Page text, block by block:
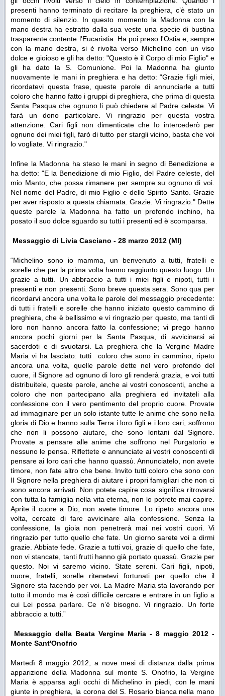
presenti hanno terminato di recitare la preghiera, c’è stato un
momento di silenzio. In questo momento la Madonna con la
mano destra ha estratto dalla sua veste una specie di bustina
trasparente contente l'Eucaristia. Ha poi preso l'Ostia e, sempre
con la mano destra, si è rivolta verso Michelino con un viso
dolce e gioioso e gli ha detto: "Questo è il Corpo di mio Figlio" e
gli ha dato la S. Comunione. Poi la Madonna ha giunto
nuovamente le mani in preghiera e ha detto: “Grazie figli miei,
ricordatevi questa frase, queste parole di annunciarle a tutti
coloro che hanno fatto i gruppi di preghiera, che prima di questa
Santa Pasqua che ognuno li può chiedere al Padre celeste. Vi
farà un dono particolare. Vi ringrazio per questa vostra
attenzione. Cari figli non dimenticate che Io intercederò per
ognuno dei miei figli, farò di tutto per stargli vicino, basta che voi
lo vogliate. Vi ringrazio."
Infine la Madonna ha steso le mani in segno di Benedizione e
ha detto: "E la Benedizione di mio Figlio, del Padre celeste, del
mio Manto, che possa rimanere per sempre su ognuno di voi.
Nel nome del Padre, di mio Figlio e dello Spirito Santo.Grazie
per aver risposto a questa chiamata. Grazie. Vi ringrazio." Dette
queste parole la Madonna ha fatto un profondo inchino, ha
posato il suo dolce sguardo su tutti i presenti ed è scomparsa.
Messaggio di Livia Casciano - 28 marzo 2012 (MI)
“Michelino sono io mamma, un benvenuto a tutti, fratelli e
sorelle che per la prima volta hanno raggiunto questo luogo. Un
grazie a tutti. Un abbraccio a tutti i miei figli e nipoti, tutti i
presenti e non presenti. Sono breve questa sera. Sono qua per
ricordarvi ancora una volta le parole del messaggio precedente:
di tutti i fratelli e sorelle che hanno iniziato questo cammino di
preghiera, che è bellissimo e vi ringrazio per questo, ma tanti di
loro non hanno ancora fatto la confessione; vi prego hanno
ancora pochi giorni per la Santa Pasqua, di avvicinarsi ai
sacerdoti e di svuotarsi. La preghiera che la Vergine Madre
Maria vi ha lasciato: tutti coloro che sono in cammino, ripeto
ancora una volta, quelle parole dette nel vero profondo del
cuore, il Signore ad ognuno di loro gli renderà grazia, e voi tutti
distribuitele, queste parole, anche ai vostri conoscenti, anche a
coloro che non partecipano alla preghiera ed invitateli alla
confessione con il vero pentimento del proprio cuore. Provate
ad immaginare per un solo istante tutte le anime che sono nella
gloria di Dio e hanno sulla Terra i loro figli e i loro cari, soffrono
che non li possono aiutare, che sono lontani dal Signore.
Provate a pensare alle anime che soffrono nel Purgatorio e
nessuno le pensa. Riflettete e annunciate ai vostri conoscenti di
pensare ai loro cari che hanno quassù. Annunciatelo, non avete
timore, non fate altro che bene. Invito tutti coloro che sono con
Il Signore nella preghiera di aiutare i propri famigliari che non ci
sono ancora arrivati. Non potete capire cosa significa ritrovarsi
con tutta la famiglia nella vita eterna, non lo potrete mai capire.
Aprite il cuore a Dio, non avete timore. Lo ripeto ancora una
volta, cercate di fare avvicinare alla confessione. Senza la
confessione, la gioia non penetrerà mai nei vostri cuori. Vi
ringrazio per tutto quello che fate. Un giorno sarete voi a dirmi
grazie. Abbiate fede. Grazie a tutti voi, grazie di quello che fate,
non vi stancate, tanti frutti hanno già portato quassù. Grazie per
questo. Noi vi saremo vicino. State sereni. Cari figli, nipoti,
nuore, fratelli, sorelle ritenetevi fortunati per quello che il
Signore sta facendo per voi. La Madre Maria sta lavorando per
tutto il mondo ma è così difficile cercare e entrare in un figlio a
cui Lei possa parlare. Ce n’è bisogno. Vi ringrazio. Un forte
abbraccio a tutti.”
Messaggio della Beata Vergine Maria - 8 maggio 2012 -
Monte Sant'Onofrio
Martedì 8 maggio 2012, a nove mesi di distanza dalla prima
apparizione della Madonna sul monte S. Onofrio, la Vergine
Maria è apparsa agli occhi di Michelino in piedi, con le mani
giunte in preghiera, la corona del S. Rosario bianca nella mano